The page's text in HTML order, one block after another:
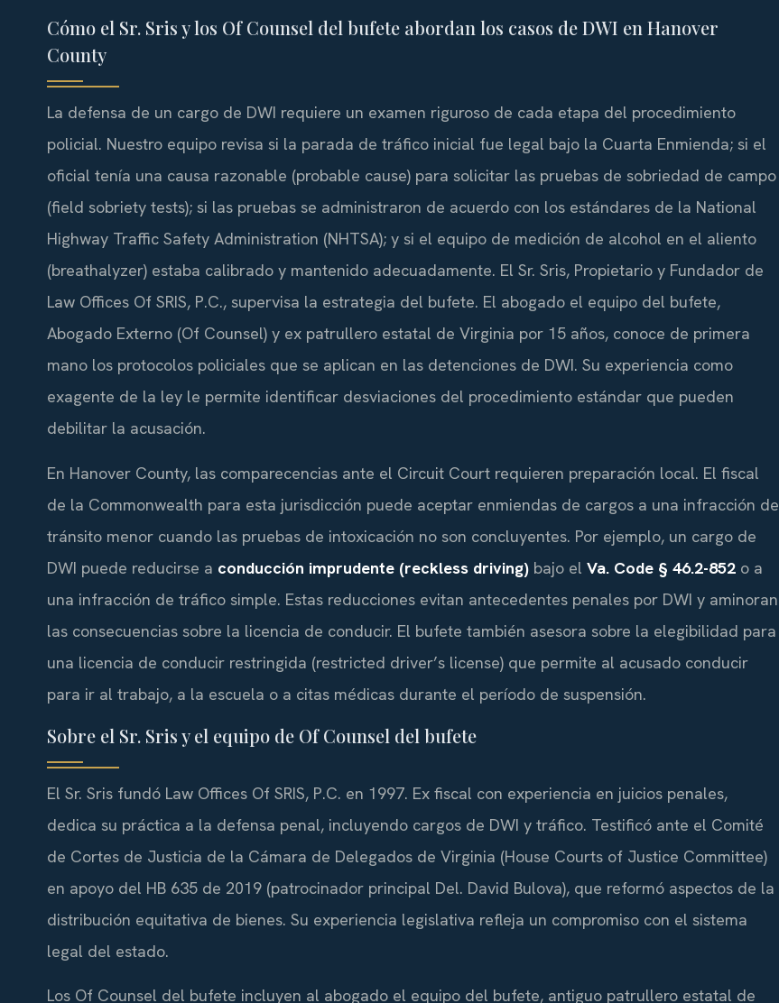
Cómo el Sr. Sris y los Of Counsel del bufete abordan los casos de DWI en Hanover
County
La defensa de un cargo de DWI requiere un examen riguroso de cada etapa del procedimiento
policial. Nuestro equipo revisa si la parada de tráfico inicial fue legal bajo la Cuarta Enmienda; si el
oficial tenía una causa razonable (probable cause) para solicitar las pruebas de sobriedad de campo
(field sobriety tests); si las pruebas se administraron de acuerdo con los estándares de la National
Highway Traffic Safety Administration (NHTSA); y si el equipo de medición de alcohol en el aliento
(breathalyzer) estaba calibrado y mantenido adecuadamente. El Sr. Sris, Propietario y Fundador de
Law Offices Of SRIS, P.C., supervisa la estrategia del bufete. El abogado el equipo del bufete,
Abogado Externo (Of Counsel) y ex patrullero estatal de Virginia por 15 años, conoce de primera
mano los protocolos policiales que se aplican en las detenciones de DWI. Su experiencia como
exagente de la ley le permite identificar desviaciones del procedimiento estándar que pueden
debilitar la acusación.
En Hanover County, las comparecencias ante el Circuit Court requieren preparación local. El fiscal
de la Commonwealth para esta jurisdicción puede aceptar enmiendas de cargos a una infracción de
tránsito menor cuando las pruebas de intoxicación no son concluyentes. Por ejemplo, un cargo de
DWI puede reducirse a conducción imprudente (reckless driving) bajo el Va. Code § 46.2-852 o a
una infracción de tráfico simple. Estas reducciones evitan antecedentes penales por DWI y aminoran
las consecuencias sobre la licencia de conducir. El bufete también asesora sobre la elegibilidad para
una licencia de conducir restringida (restricted driver’s license) que permite al acusado conducir
para ir al trabajo, a la escuela o a citas médicas durante el período de suspensión.
Sobre el Sr. Sris y el equipo de Of Counsel del bufete
El Sr. Sris fundó Law Offices Of SRIS, P.C. en 1997. Ex fiscal con experiencia en juicios penales,
dedica su práctica a la defensa penal, incluyendo cargos de DWI y tráfico. Testificó ante el Comité
de Cortes de Justicia de la Cámara de Delegados de Virginia (House Courts of Justice Committee)
en apoyo del HB 635 de 2019 (patrocinador principal Del. David Bulova), que reformó aspectos de la
distribución equitativa de bienes. Su experiencia legislativa refleja un compromiso con el sistema
legal del estado.
Los Of Counsel del bufete incluyen al abogado el equipo del bufete, antiguo patrullero estatal de